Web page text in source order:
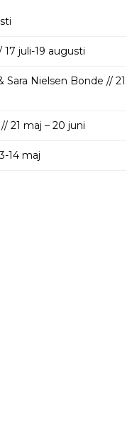
juli-19 augusti
Nielsen Bonde // 21
21 maj – 20 juni
14 maj